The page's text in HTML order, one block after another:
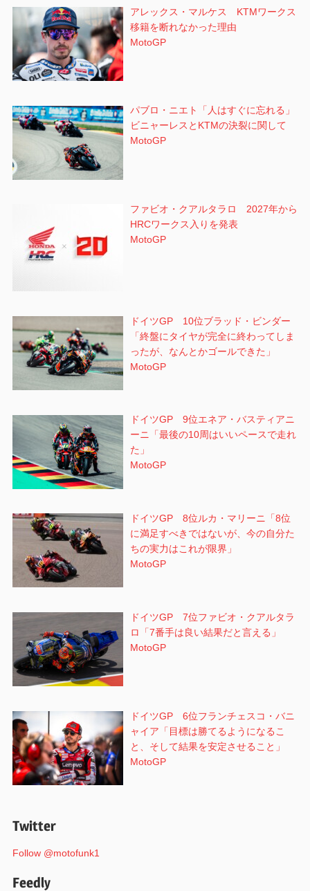
アレックス・マルケス KTMワークス
移籍を断れなかった理由
MotoGP
パブロ・ニエト「人はすぐに忘れる」
ビニャーレスとKTMの決裂に関して
MotoGP
ファビオ・クアルタラロ 2027年から
HRCワークス入りを発表
MotoGP
ドイツGP 10位ブラッド・ビンダー
「終盤にタイヤが完全に終わってしま
ったが、なんとかゴールできた」
MotoGP
ドイツGP 9位エネア・バスティアニ
ーニ「最後の10周はいいペースで走れ
た」
MotoGP
ドイツGP 8位ルカ・マリーニ「8位
に満足すべきではないが、今の自分た
ちの実力はこれが限界」
MotoGP
ドイツGP 7位ファビオ・クアルタラ
ロ「7番手は良い結果だと言える」
MotoGP
ドイツGP 6位フランチェスコ・バニ
ャイア「目標は勝てるようになるこ
と、そして結果を安定させること」
MotoGP
Twitter
Follow @motofunk1
Feedly